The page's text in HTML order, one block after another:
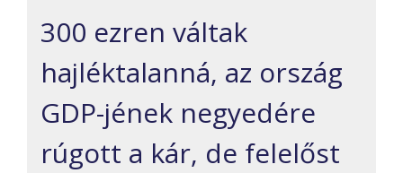
300 ezren váltak
hajléktalanná, az ország
GDP-jének negyedére
rúgott a kár, de felelőst